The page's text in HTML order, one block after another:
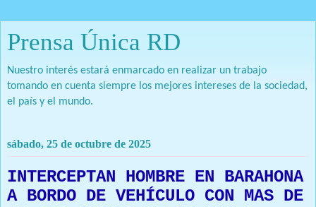
Prensa Única RD
Nuestro interés estará enmarcado en realizar un trabajo
tomando en cuenta siempre los mejores intereses de la sociedad,
el país y el mundo.
sábado, 25 de octubre de 2025
INTERCEPTAN HOMBRE EN BARAHONA
A BORDO DE VEHÍCULO CON MAS DE